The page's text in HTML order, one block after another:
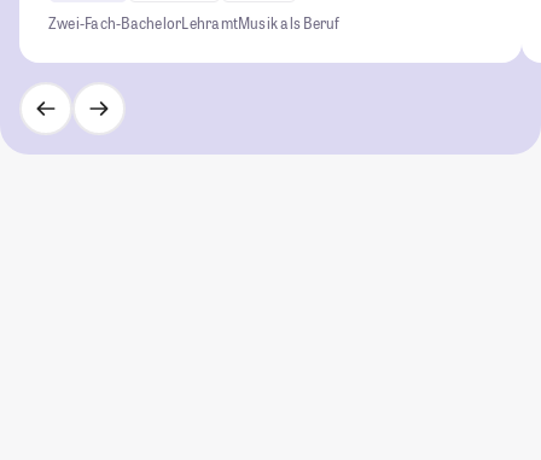
Zwei-Fach-BachelorLehramtMusik als Beruf